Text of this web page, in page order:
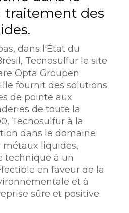
traitement des
dans l'État du
Tecnosulfur le site
Opta Groupen
fournit des solutions
de pointe aux
de toute la
Tecnosulfur à la
dans le domaine
liquides,
technique à un
en faveur de la
et à
sûre et positive.